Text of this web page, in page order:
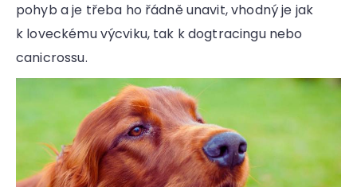
pohyb a je třeba ho řádně unavit, vhodný je jak
k loveckému výcviku, tak k dogtracingu nebo
canicrossu.